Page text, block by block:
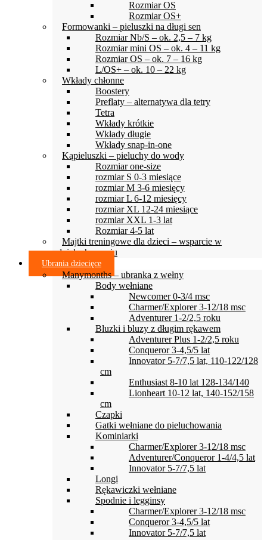
Rozmiar OS
Rozmiar OS+
Formowanki – pieluszki na długi sen
Rozmiar Nb/S – ok. 2,5 – 7 kg
Rozmiar mini OS – ok. 4 – 11 kg
Rozmiar OS – ok. 7 – 16 kg
L/OS+ – ok. 10 – 22 kg
Wkłady chłonne
Boostery
Preflaty – alternatywa dla tetry
Tetra
Wkłady krótkie
Wkłady długie
Wkłady snap-in-one
Kąpieluszki – pieluchy do wody
Rozmiar one-size
rozmiar S 0-3 miesiące
rozmiar M 3-6 miesięcy
rozmiar L 6-12 miesięcy
rozmiar XL 12-24 miesiące
rozmiar XXL 1-3 lat
Rozmiar 4-5 lat
Majtki treningowe dla dzieci – wsparcie w
odpieluchowaniu
Ubrania dziecięce
Manymonths – ubranka z wełny
Body wełniane
Newcomer 0-3/4 msc
Charmer/Explorer 3-12/18 msc
Adventurer 1-2/2,5 roku
Bluzki i bluzy z długim rękawem
Adventurer Plus 1-2/2,5 roku
Conqueror 3-4,5/5 lat
Innovator 5-7/7,5 lat, 110-122/128
cm
Enthusiast 8-10 lat 128-134/140
Lionheart 10-12 lat, 140-152/158
cm
Czapki
Gatki wełniane do pieluchowania
Kominiarki
Charmer/Explorer 3-12/18 msc
Adventurer/Conqueror 1-4/4,5 lat
Innovator 5-7/7,5 lat
Longi
Rękawiczki wełniane
Spodnie i legginsy
Charmer/Explorer 3-12/18 msc
Conqueror 3-4,5/5 lat
Innovator 5-7/7,5 lat